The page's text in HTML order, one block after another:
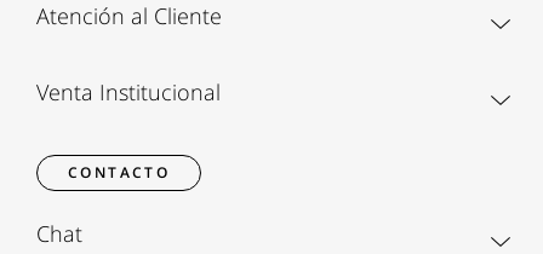
Atención al Cliente
Venta Institucional
CONTACTO
Chat